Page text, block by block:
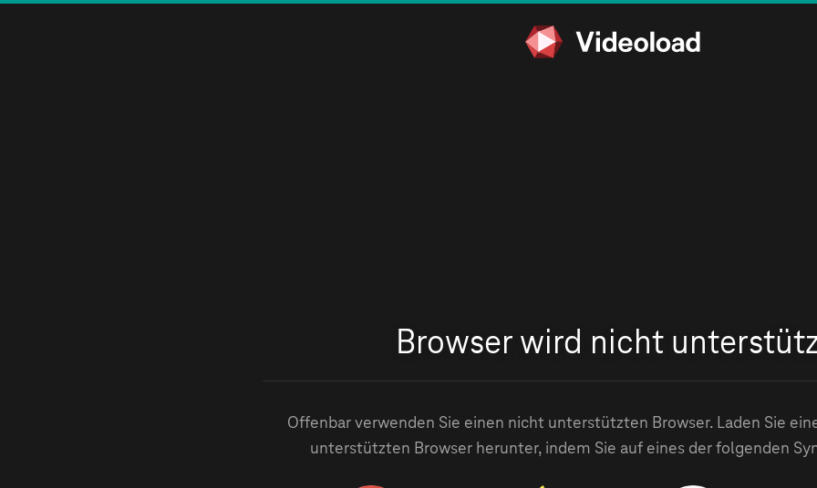
Browser wird nicht
Offenbar verwenden Sie einen nicht unterstützten Browser. Laden Sie
unterstützten Browser herunter, indem Sie auf eines der folgenden